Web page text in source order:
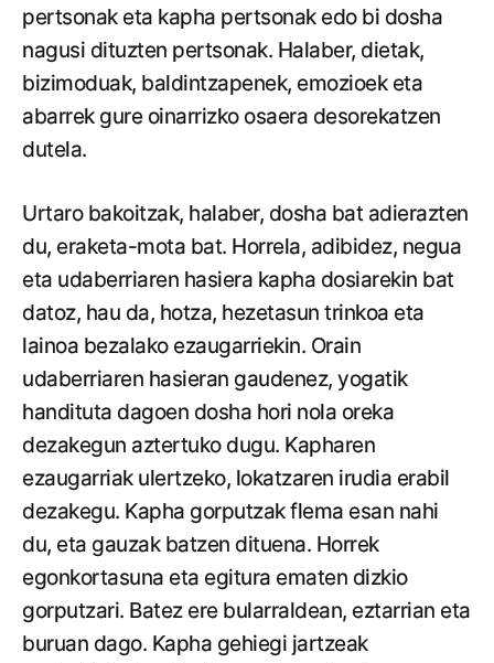
pertsonak eta kapha pertsonak edo bi dosha
nagusi dituzten pertsonak. Halaber, dietak,
bizimoduak, baldintzapenek, emozioek eta
abarrek gure oinarrizko osaera desorekatzen
dutela.
Urtaro bakoitzak, halaber, dosha bat adierazten
du, eraketa-mota bat. Horrela, adibidez, negua
eta udaberriaren hasiera kapha dosiarekin bat
datoz, hau da, hotza, hezetasun trinkoa eta
lainoa bezalako ezaugarriekin. Orain
udaberriaren hasieran gaudenez, yogatik
handituta dagoen dosha hori nola oreka
dezakegun aztertuko dugu. Kapharen
ezaugarriak ulertzeko, lokatzaren irudia erabil
dezakegu. Kapha gorputzak flema esan nahi
du, eta gauzak batzen dituena. Horrek
egonkortasuna eta egitura ematen dizkio
gorputzari. Batez ere bularraldean, eztarrian eta
buruan dago. Kapha gehiegi jartzeak